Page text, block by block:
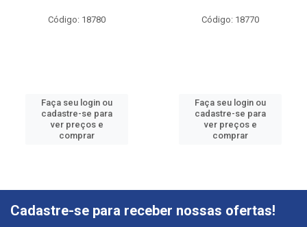
Código: 18780
Faça seu login ou
cadastre-se para
ver preços e
comprar
Código: 18770
Faça seu login ou
cadastre-se para
ver preços e
comprar
Cadastre-se para receber nossas ofertas!